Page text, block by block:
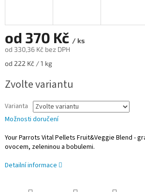
od 370 Kč / ks
od 330,36 Kč bez DPH
Měrná
od 222 Kč / 1 kg
Zvolte variantu
Varianta
Možnosti doručení
Your Parrots Vital Pellets Fruit&Veggie Blend -
ovocem, zeleninou a bobulemi.
Detailní informace